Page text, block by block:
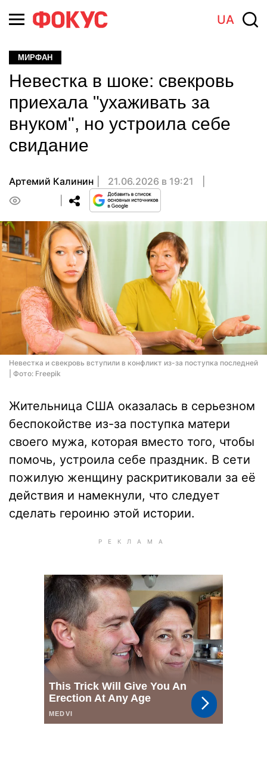
UA
МИРФАН
Невестка в шоке: свекровь
приехала "ухаживать за
внуком", но устроила себе
свидание
Артемий Калинин
21.06.2026 в 19:21
Невестка и свекровь вступили в конфликт из-за поступка последней
| Фото: Freepik
Жительница США оказалась в серьезном
беспокойстве из-за поступка матери
своего мужа, которая вместо того, чтобы
помочь, устроила себе праздник. В сети
пожилую женщину раскритиковали за её
действия и намекнули, что следует
сделать героиню этой истории.